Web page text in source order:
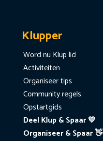
Klupper
Word nu Klup lid
Activiteiten
Organiseer tips
Community regels
Opstartgids
Deel Klup & Spaar 💙
Organiseer & Spaar 👋